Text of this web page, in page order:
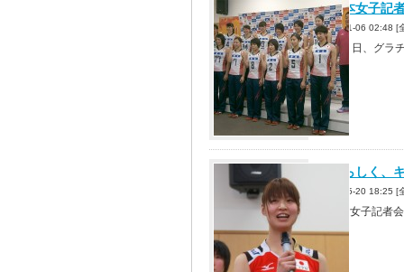
全日本女子記
2013-11-06 02:48 [
11月５日、グラ
自分らしく、
2013-05-20 18:25 [
全日本女子記者